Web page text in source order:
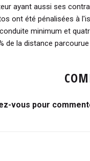
ayant aussi ses
ont été pénalisées à
minimum et
de la distance
vous pour